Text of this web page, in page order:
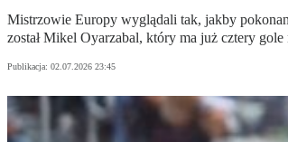
Mistrzowie Europy wyglądali tak, jakby
został Mikel Oyarzabal, który ma już cztery
Publikacja: 02.07.2026 23:45